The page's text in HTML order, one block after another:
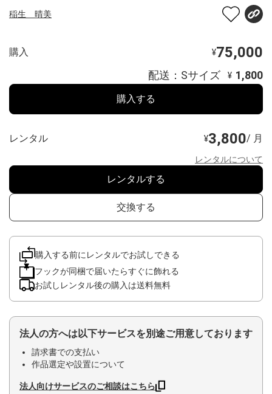
稲生 晴美
購入 ¥75,000
配送：Sサイズ ¥ 1,800
購入する
レンタル ¥3,800/ 月
レンタルについて
レンタルする
交換する
購入する前にレンタルでお試しできる
フックが同梱で届いたらすぐに飾れる
お試しレンタル後の購入は送料無料
法人の方へは以下サービスを別途ご用意しております
請求書での支払い
作品選定や設置について
法人向けサービスのご相談はこちら